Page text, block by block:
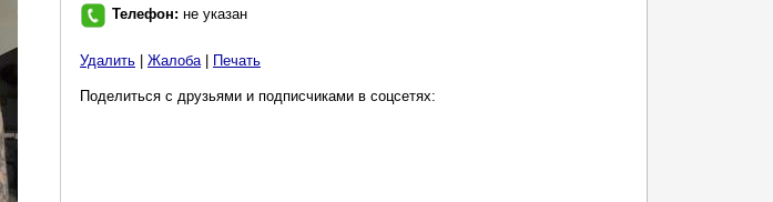
Телефон: не указан
Удалить Жалоба| Печать
Поделиться с друзьями и подписчиками в соцсетях: